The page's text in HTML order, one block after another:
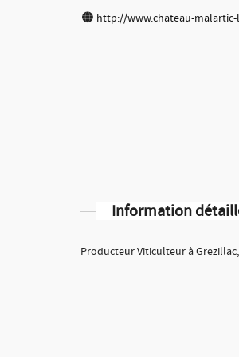
http://www.chateau-
Information
Producteur Viticulteur à